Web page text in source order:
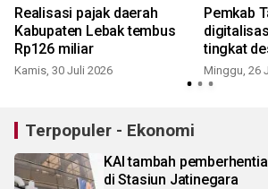
Realisasi pajak daerah
Kabupaten Lebak tembus
Rp126 miliar
Kamis, 30 Juli 2026
Pemkab
tingkat
Minggu, 26
Terpopuler - Ekonomi
KAI tambah
di Stasiun Jatinegara